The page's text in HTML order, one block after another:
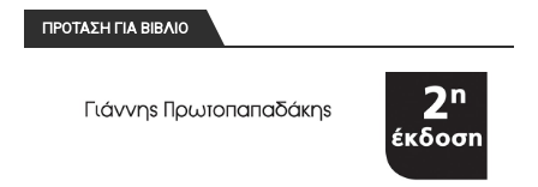
ΠΡΟΤΑΣΗ ΓΙΑ ΒΙΒΛΙΟ